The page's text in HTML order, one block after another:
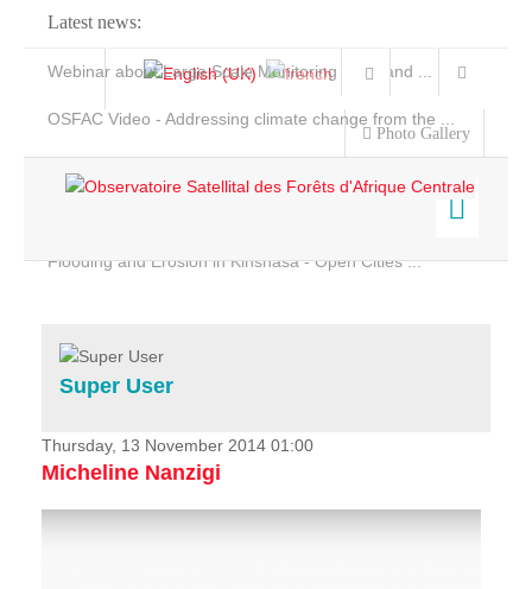
Latest news:
Webinar about Large Scale Monitoring and Land ...
OSFAC Video - Addressing climate change from the ...
Flooding and Erosion in Kinshasa - Open Cities ...
Photo Gallery
Home
Services
Projects
News & Stories
Super User
Thursday, 13 November 2014 01:00
Micheline Nanzigi